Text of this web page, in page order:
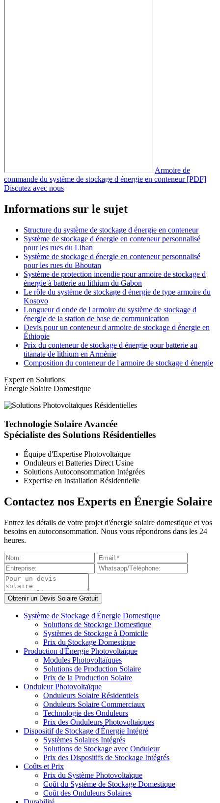
Armoire de
commande du système de stockage d énergie en conteneur [PDF]
Discutez avec nous
Informations sur le sujet
Structure du système de stockage d énergie en conteneur
Système de stockage d énergie en conteneur personnalisé
pour les rues du Liban
Système de stockage d énergie en conteneur personnalisé
pour les rues du Bhoutan
Système de protection incendie pour armoire de stockage d
énergie à batterie au lithium du Gabon
Le rôle du système de stockage d énergie de type armoire du
Kosovo
Longueur d onde de l armoire du système de stockage d
énergie de la station de base de communication
Devis pour un conteneur d armoire de stockage d énergie en
Éthiopie
Prix du conteneur de stockage d énergie pour batterie au
titanate de lithium en Arménie
Composition du conteneur de l armoire de stockage d énergie
Expert en Solutions
Énergie Solaire Domestique
Technologie Solaire Avancée
Spécialiste des Solutions Résidentielles
Équipe d'Expertise Photovoltaïque
Onduleurs et Batteries Direct Usine
Solutions Autoconsommation Intégrées
Expertise en Installation Résidentielle
Contactez nos Experts en Énergie Solaire
Entrez les détails de votre projet d'énergie solaire domestique et vos
besoins en autoconsommation. Nous vous répondrons dans les 24
heures.
Système de Stockage d'Énergie Domestique
Solutions de Stockage Domestique
Systèmes de Stockage à Domicile
Prix du Stockage Domestique
Production d'Énergie Photovoltaïque
Modules Photovoltaïques
Solutions de Production Solaire
Prix de la Production Solaire
Onduleur Photovoltaïque
Onduleurs Solaire Résidentiels
Onduleurs Solaire Commerciaux
Technologie des Onduleurs
Prix des Onduleurs Photovoltaïques
Dispositif de Stockage d'Énergie Intégré
Systèmes Solaires Intégrés
Solutions de Stockage avec Onduleur
Prix des Dispositifs de Stockage Intégrés
Coûts et Prix
Prix du Système Photovoltaïque
Coût du Système de Stockage Domestique
Coût des Onduleurs Solaires